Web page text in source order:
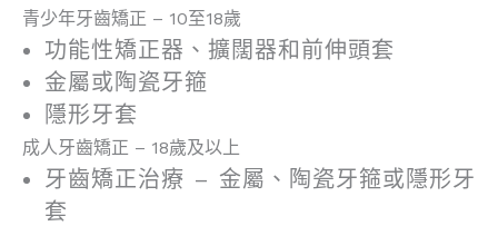
青少年牙齒矯正 – 10至18歲
功能性矯正器、擴闊器和前伸頭套
金屬或陶瓷牙箍
隱形牙套
成人牙齒矯正 – 18歲及以上
牙齒矯正治療 – 金屬、陶瓷牙箍或隱形牙
套